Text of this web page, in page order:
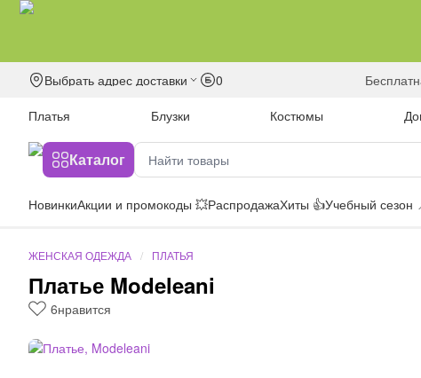
Выбрать адрес доставки 0
Платья
Блузки Костюмы
Каталог
НовинкиАкции и промокоды 💥РаспродажаХиты 👍Учебный сезон
ЖЕНСКАЯ ОДЕЖДА ПЛАТЬЯ
Платье Modeleani
6нравится